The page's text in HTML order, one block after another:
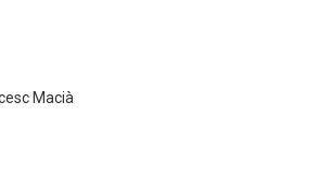
Macià